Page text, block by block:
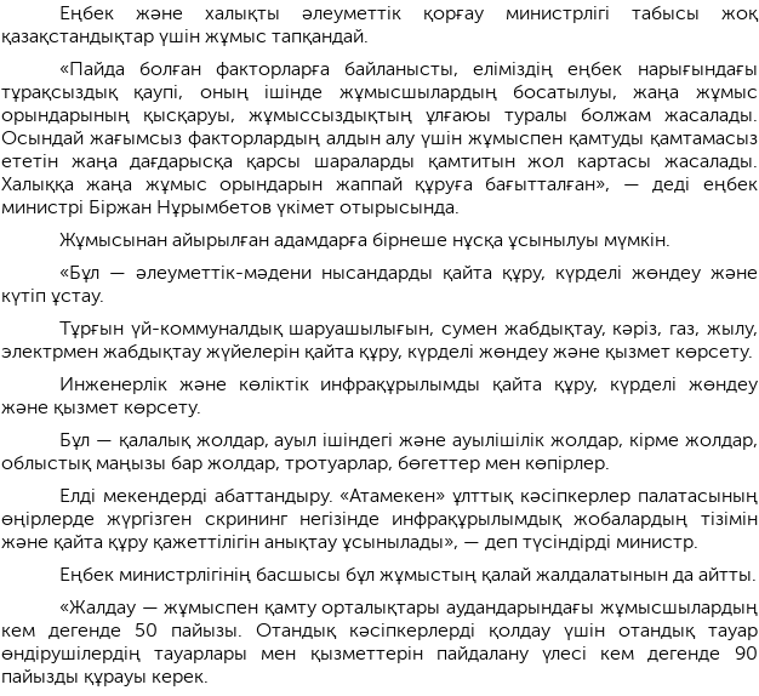
Еңбек және халықты әлеуметтік қорғау министрлігі табысы жоқ
қазақстандықтар үшін жұмыс тапқандай.
«Пайда болған факторларға байланысты, еліміздің еңбек нарығындағы
тұрақсыздық қаупі, оның ішінде жұмысшылардың босатылуы, жаңа жұмыс
орындарының қысқаруы, жұмыссыздықтың ұлғаюы туралы болжам жасалады.
Осындай жағымсыз факторлардың алдын алу үшін жұмыспен қамтуды қамтамасыз
ететін жаңа дағдарысқа қарсы шараларды қамтитын жол картасы жасалады.
Халыққа жаңа жұмыс орындарын жаппай құруға бағытталған», — деді еңбек
министрі Біржан Нұрымбетов үкімет отырысында.
Жұмысынан айырылған адамдарға бірнеше нұсқа ұсынылуы мүмкін.
«Бұл — әлеуметтік-мәдени нысандарды қайта құру, күрделі жөндеу және
күтіп ұстау.
Тұрғын үй-коммуналдық шаруашылығын, сумен жабдықтау, кәріз, газ, жылу,
электрмен жабдықтау жүйелерін қайта құру, күрделі жөндеу және қызмет көрсету.
Инженерлік және көліктік инфрақұрылымды қайта құру, күрделі жөндеу
және қызмет көрсету.
Бұл — қалалық жолдар, ауыл ішіндегі және ауылішілік жолдар, кірме жолдар,
облыстық маңызы бар жолдар, тротуарлар, бөгеттер мен көпірлер.
Елді мекендерді абаттандыру. «Атамекен» ұлттық кәсіпкерлер палатасының
өңірлерде жүргізген скрининг негізінде инфрақұрылымдық жобалардың тізімін
және қайта құру қажеттілігін анықтау ұсынылады», — деп түсіндірді министр.
Еңбек министрлігінің басшысы бұл жұмыстың қалай жалдалатынын да айтты.
«Жалдау — жұмыспен қамту орталықтары аудандарындағы жұмысшылардың
кем дегенде 50 пайызы. Отандық кәсіпкерлерді қолдау үшін отандық тауар
өндірушілердің тауарлары мен қызметтерін пайдалану үлесі кем дегенде 90
пайызды құрауы керек.